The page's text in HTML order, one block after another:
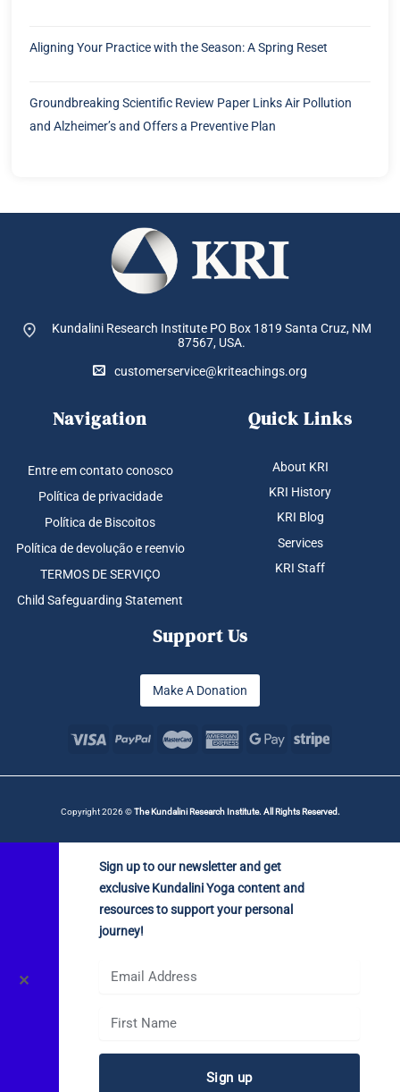
Aligning Your Practice with the Season: A Spring Reset
Groundbreaking Scientific Review Paper Links Air Pollution
and Alzheimer’s and Offers a Preventive Plan
Kundalini Research Institute PO Box 1819 Santa Cruz, NM
87567, USA.
customerservice@kriteachings.org
Navigation
Entre em contato conosco
Política de privacidade
Política de Biscoitos
Política de devolução e reenvio
TERMOS DE SERVIÇO
Child Safeguarding Statement
Quick Links
About KRI
KRI History
KRI Blog
Services
KRI Staff
Support Us
Make A Donation
Copyright 2026 ©The Kundalini Research Institute. All Rights Reserved.
✕
Sign up to our newsletter and get
exclusive Kundalini Yoga content and
resources to support your personal
journey!
Sign up